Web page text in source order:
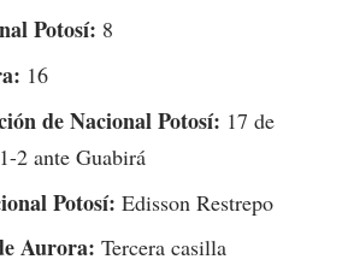
Potosí: 8
16
de Nacional Potosí: 17 de
2 ante Guabirá
Potosí: Edisson Restrepo
Aurora: Tercera casilla